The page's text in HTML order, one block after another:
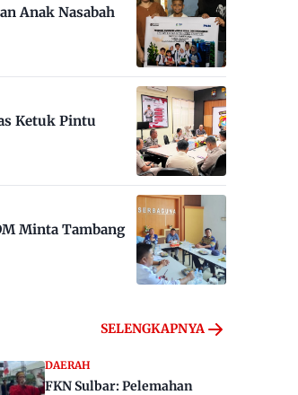
Anak Nasabah
Ketuk Pintu
Minta Tambang
SELENGKAPNYA
DAERAH
FKN Sulbar: Pelemahan